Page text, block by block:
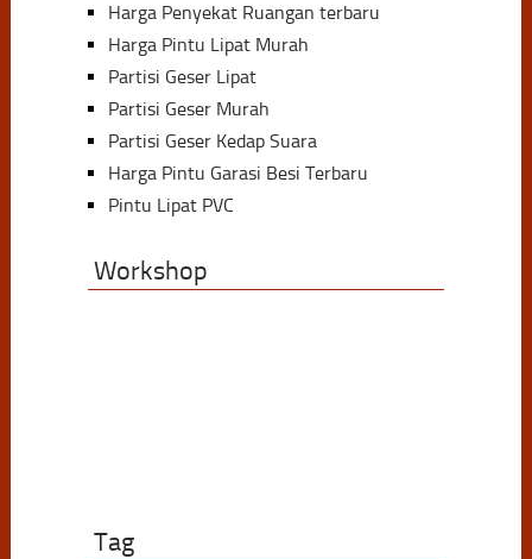
Harga Penyekat Ruangan terbaru
Harga Pintu Lipat Murah
Partisi Geser Lipat
Partisi Geser Murah
Partisi Geser Kedap Suara
Harga Pintu Garasi Besi Terbaru
Pintu Lipat PVC
Workshop
Tag